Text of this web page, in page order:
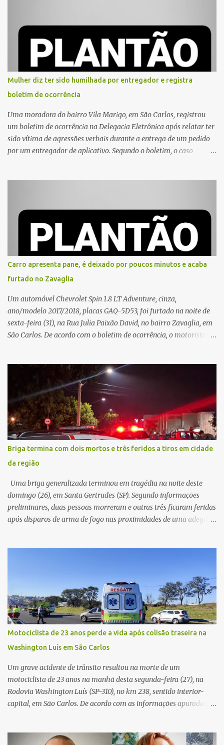
Mulher diz ter sido humilhada por entregador e registra
boletim de ocorrência
Uma moradora do bairro Vila Marigo, em São Carlos, registrou
um boletim de ocorrência na Delegacia Eletrônica após relatar ter
sido vítima de agressões verbais durante a entrega de um pedido
por um entregador de aplicativo. Segundo o boletim, o caso
proximidades. Ainda conforme o registro policial, a vítima relatou
que, ao receber a entrega, voltou a ser ofendida com palavras de
baixo calão e insultos. Ela informou à Polícia Civil que mora
sozinha e que se sentiu ameaçada, coagida e humilhada com a
situação. Fonte: São Carlos Agora
Carro apresenta pane, é deixado por poucos minutos e acaba
furtado no Zavaglia
Um automóvel Chevrolet Spin 1.8 LT Adventure, cinza,
ano/modelo 2017/2018, placas GAQ-5D53, foi furtado na noite de
sexta-feira (31), na Rua Julia Paixão David, no bairro Zavaglia, em
São Carlos. De acordo com o boletim de ocorrência, o motorista
partida. Ainda segundo o registro policial, o condutor estacionou o
carro, certificou-se de que todas as portas estavam trancadas,
permaneceu com a chave de ignição e se ausentou do local por
cerca de dez minutos para buscar ajuda. Ao retornar, constatou
que o automóvel havia desaparecido. A vítima realizou buscas
pelas imediações, mas não conseguiu localizar o veículo.
Conforme o boletim, um menino de aproximadamente 10 anos
relatou ter visto a Spin passando pelo local fazendo um forte ruído,
característica compatível com o problema mecânico que o veículo
já apresentava antes do furto. O carro possui seguro e, segundo a
v...
Briga termina com dois mortos e três feridos a tiros em cidade
da região
Uma briga generalizada terminou em tragédia na noite deste
domingo (26), em Santa Gertrudes (SP). Segundo informações
preliminares, duas pessoas morreram e outras três ficaram feridas
após disparos de arma de fogo nas proximidades de uma adega. O
diversos disparos. Duas vítimas morreram ainda no local. Outras
três pessoas foram baleadas e socorridas. Até o momento, não
foram divulgadas informações oficiais sobre o estado de saúde dos
feridos. Equipes da Polícia Militar de Santa Gertrudes atenderam a
ocorrência e isolaram a área para o trabalho da perícia. Até a
última atualização, nenhum suspeito havia sido preso. A Polícia
Civil investigará a motivação da briga, a autoria dos disparos e as
circunstâncias do crime. A ocorrência segue em anda...
Motociclista de 23 anos perde a vida após colisão traseira na
Washington Luís em São Carlos
Um grave acidente de trânsito resultou na morte de um
motociclista de 23 anos na manhã desta segunda-feira (27), na
Rodovia Washington Luís (SP-310), no km 238, sentido interior-
capital, em São Carlos. De acordo com as informações apuradas no
veículo, o trânsito estava lento e congestionado devido a obras